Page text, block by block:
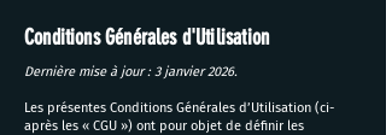
Conditions Générales d'Utilisation
Dernière mise à jour : 3 janvier 2026.
Les présentes Conditions Générales d’Utilisation (ci-
après les « CGU ») ont pour objet de définir les